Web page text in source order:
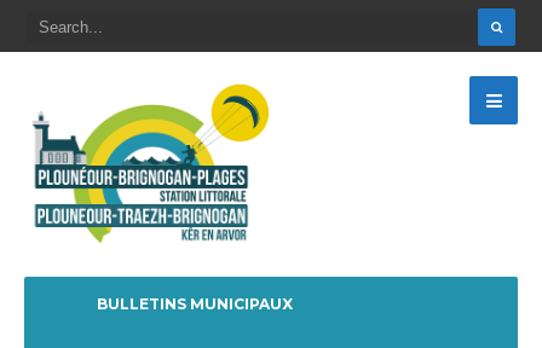
BULLETINS MUNICIPAUX